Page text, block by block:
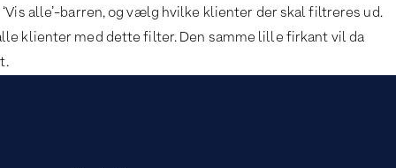
alle’-barren, og vælg hvilke klienter der skal filtreres ud.
klienter med dette filter. Den samme lille firkant vil da